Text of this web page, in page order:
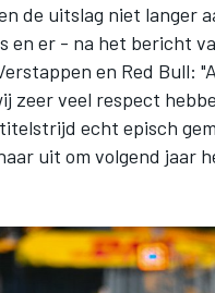
de uitslag niet langer
en er - na het bericht
en Red Bull:
zeer veel respect
echt episch
uit om volgend jaar